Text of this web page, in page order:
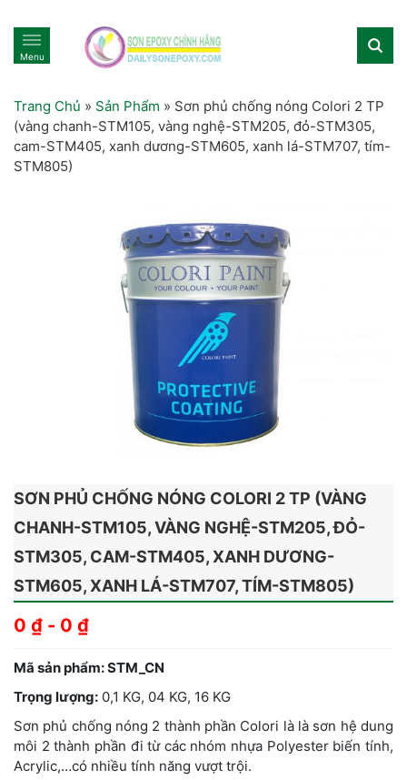
Menu
Trang Chủ » Sản Phẩm » Sơn phủ chống nóng Colori 2 TP
(vàng chanh-STM105, vàng nghệ-STM205, đỏ-STM305,
cam-STM405, xanh dương-STM605, xanh lá-STM707, tím-
STM805)
SƠN PHỦ CHỐNG NÓNG COLORI 2 TP (VÀNG
CHANH-STM105, VÀNG NGHỆ-STM205, ĐỎ-
STM305, CAM-STM405, XANH DƯƠNG-
STM605, XANH LÁ-STM707, TÍM-STM805)
0 ₫ - 0 ₫
Mã sản phẩm: STM_CN
Trọng lượng: 0,1 KG, 04 KG, 16 KG
Sơn phủ chống nóng 2 thành phần Colori là là sơn hệ dung
môi 2 thành phần đi từ các nhóm nhựa Polyester biến tính,
Acrylic,…có nhiều tính năng vượt trội.